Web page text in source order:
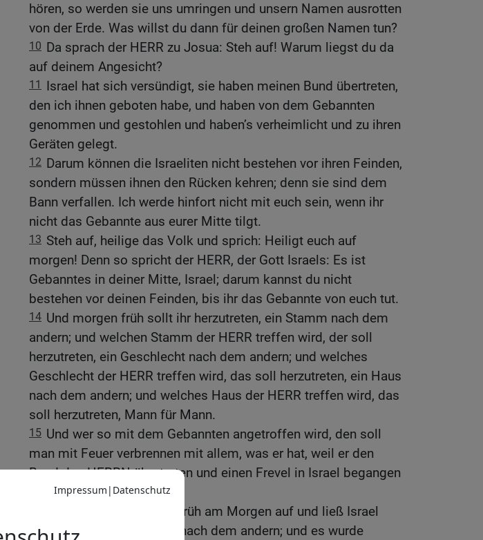
hören, so werden sie uns umringen und unsern Namen ausrotten
von der Erde. Was willst du dann für deinen großen Namen tun?
10 Da sprach der HERR zu Josua: Steh auf! Warum liegst du da
auf deinem Angesicht?
11
Israel hat sich versündigt, sie haben meinen Bund übertreten,
den ich ihnen geboten habe, und haben von dem Gebannten
genommen und gestohlen und haben’s verheimlicht und zu ihren
Geräten gelegt.
12 Darum können die Israeliten nicht bestehen vor ihren Feinden,
sondern müssen ihnen den Rücken kehren; denn sie sind dem
Bann verfallen. Ich werde hinfort nicht mit euch sein, wenn ihr
nicht das Gebannte aus eurer Mitte tilgt.
13 Steh auf, heilige das Volk und sprich: Heiligt euch auf
morgen! Denn so spricht der HERR, der Gott Israels: Es ist
Gebanntes in deiner Mitte, Israel; darum kannst du nicht
bestehen vor deinen Feinden, bis ihr das Gebannte von euch tut.
14 Und morgen früh sollt ihr herzutreten, ein Stamm nach dem
andern; und welchen Stamm der HERR treffen wird, der soll
herzutreten, ein Geschlecht nach dem andern; und welches
Geschlecht der HERR treffen wird, das soll herzutreten, ein Haus
nach dem andern; und welches Haus der HERR treffen wird, das
soll herzutreten, Mann für Mann.
15 Und wer so mit dem Gebannten angetroffen wird, den soll
man mit Feuer verbrennen mit allem, was er hat, weil er den
Bund des HERRN übertreten und einen Frevel in Israel begangen
Da machte sich Josua früh am Morgen auf und ließ Israel
herzutreten, einen Stamm nach dem andern; und es wurde